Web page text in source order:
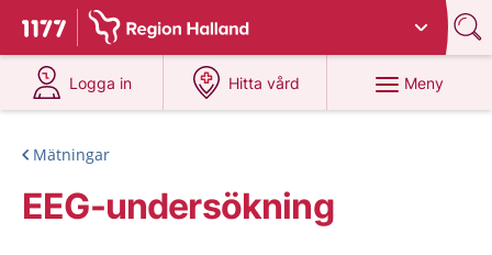
Till startsidan för 1177
Du har valt region Halland
Logga in
på 1177.se
Hitta vård
på 1177.se
Meny
Mätningar
EEG-undersökning